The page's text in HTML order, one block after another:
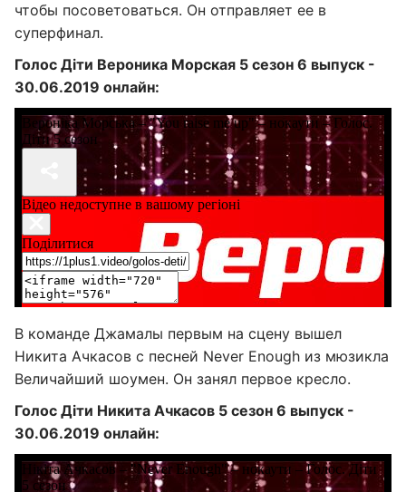
чтобы посоветоваться. Он отправляет ее в
суперфинал.
Голос Діти Вероника Морская 5 сезон 6 выпуск -
30.06.2019 онлайн:
В команде Джамалы первым на сцену вышел
Никита Ачкасов с песней Never Enough из мюзикла
Величайший шоумен. Он занял первое кресло.
Голос Діти Никита Ачкасов 5 сезон 6 выпуск -
30.06.2019 онлайн: